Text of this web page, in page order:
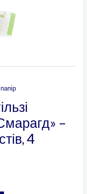
–
4